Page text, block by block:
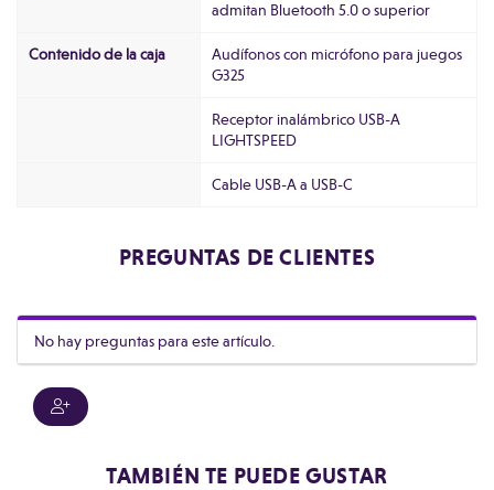
admitan Bluetooth 5.0 o superior
Contenido de la caja
Audífonos con micrófono para juegos
G325
Receptor inalámbrico USB-A
LIGHTSPEED
Cable USB-A a USB-C
PREGUNTAS DE CLIENTES
No hay preguntas para este artículo.
TAMBIÉN TE PUEDE GUSTAR